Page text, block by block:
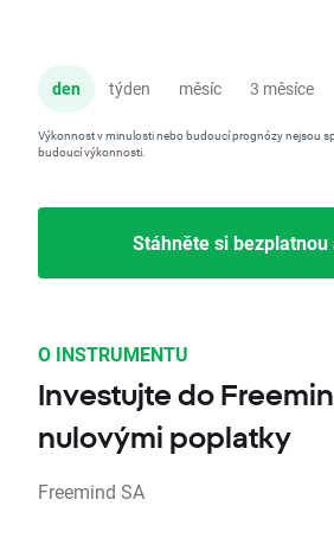
den týden měsíc 3 měsíce
Výkonnost v minulosti nebo budoucí prognózy nejsou
budoucí výkonnosti.
Stáhněte si
O INSTRUMENTU
Investujte do
nulovými poplatky
Freemind SA